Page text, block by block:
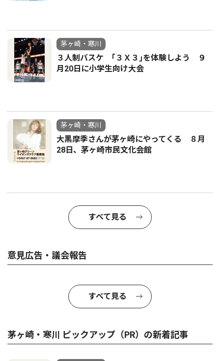
茅ヶ崎・寒川
３人制バスケ ｢３Ｘ３｣を体験しよう ９
月20日に小学生向け大会
茅ヶ崎・寒川
大黒摩季さんが茅ヶ崎にやってくる ８月
28日、茅ヶ崎市民文化会館
すべて見る
意見広告・議会報告
すべて見る
茅ヶ崎・寒川 ピックアップ（PR）の新着記事